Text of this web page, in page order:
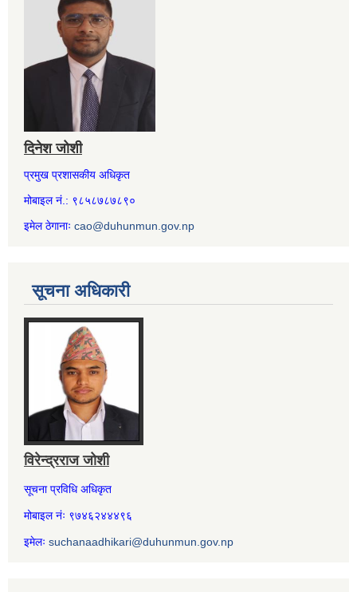
दिनेश जोशी
प्रमुख प्रशासकीय अधिकृत
मोबाइल नं.: ९८५८७८७८९०
इमेल ठेगानाः cao@duhunmun.gov.np
सूचना अधिकारी
विरेन्द्रराज जोशी
सूचना प्रविधि अधिकृत
मोबाइल नंः ९७४६२४४४९६
इमेलः suchanaadhikari@duhunmun.gov.np